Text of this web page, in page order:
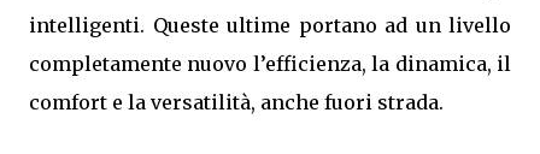
intelligenti. Queste ultime portano ad un livello
completamente nuovo l’efficienza, la dinamica, il
comfort e la versatilità, anche fuori strada.